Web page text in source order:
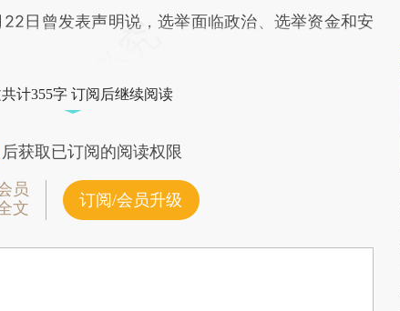
日曾发表声明说，选举面临政治、选举资金和安
计355字 订阅后继续阅读
获取已订阅的阅读权限
员
文
订阅/会员升级